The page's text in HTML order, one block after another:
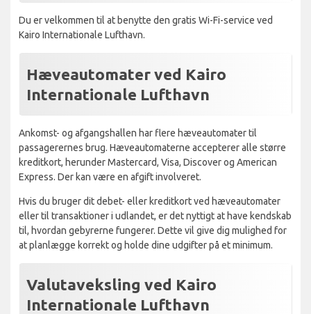
Du er velkommen til at benytte den gratis Wi-Fi-service ved
Kairo Internationale Lufthavn.
Hæveautomater ved Kairo
Internationale Lufthavn
Ankomst- og afgangshallen har flere hæveautomater til
passagerernes brug. Hæveautomaterne accepterer alle større
kreditkort, herunder Mastercard, Visa, Discover og American
Express. Der kan være en afgift involveret.
Hvis du bruger dit debet- eller kreditkort ved hæveautomater
eller til transaktioner i udlandet, er det nyttigt at have kendskab
til, hvordan gebyrerne fungerer. Dette vil give dig mulighed for
at planlægge korrekt og holde dine udgifter på et minimum.
Valutaveksling ved Kairo
Internationale Lufthavn